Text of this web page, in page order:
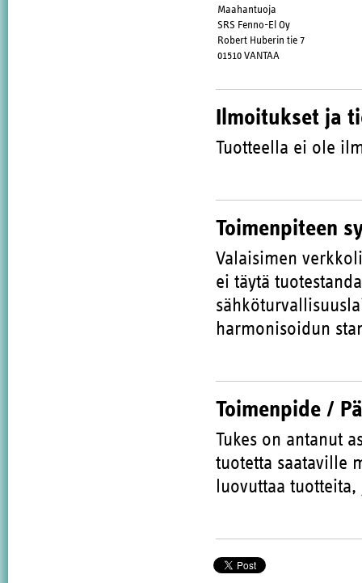
Maahantuoja
SRS Fenno-El Oy
Robert Huberin tie 7
01510 VANTAA
Ilmoitukset ja
Tuotteella ei ole
Toimenpiteen
Valaisimen
ei täytä
harmonisoidun
Toimenpide /
Tukes on antanut
tuotetta saataville
luovuttaa